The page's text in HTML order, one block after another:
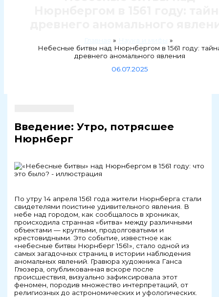
Главная
Наука и мифы
Небесные битвы над Нюрнбергом в 1561 году:
древнего аномального явления
06.07.2025
Введение: Утро, потрясшее
Нюрнберг
По утру 14 апреля 1561 года жители Нюрнберга стали
свидетелями поистине удивительного явления. В
небе над городом, как сообщалось в хрониках,
происходила странная «битва» между различными
объектами — круглыми, продолговатыми и
крестовидными. Это событие, известное как
«небесные битвы Нюрнберг 1561», стало одной из
самых загадочных страниц в истории наблюдения
аномальных явлений. Гравюра художника Ганса
Глюзера, опубликованная вскоре после
происшествия, визуально зафиксировала этот
феномен, породив множество интерпретаций, от
религиозных до астрономических и уфологических.